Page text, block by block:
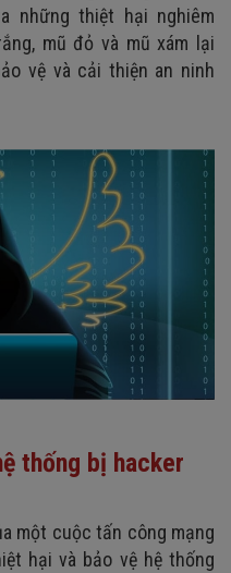
những thiệt hại nghiêm
mũ đỏ và mũ xám lại
vệ và cải thiện an ninh
thống bị hacker
một cuộc tấn công mạng
hại và bảo vệ hệ thống